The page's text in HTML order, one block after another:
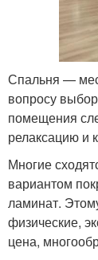
Спальня —
вопросу
помещения
релаксацию и
Многие
вариантом
ламинат.
физические,
цена,